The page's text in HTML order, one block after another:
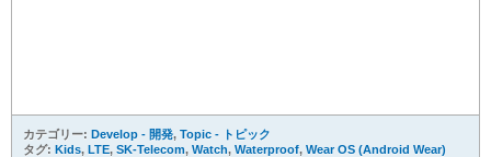
カテゴリー: Develop - 開発, Topic - トピック
タグ: Kids, LTE, SK-Telecom, Watch, Waterproof, Wear OS (Android Wear)